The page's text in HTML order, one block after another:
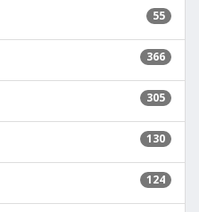
55
366
305
130
124